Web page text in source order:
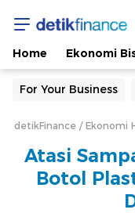
Home Ekonomi
For Your Business
detikFinance Ekonomi
Atasi
Botol